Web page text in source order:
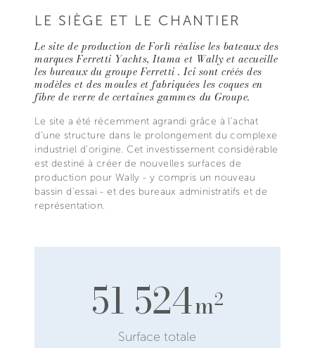
LE SIÈGE ET LE CHANTIER
Le site de production de Forlì réalise les bateaux des
marques Ferretti Yachts, Itama et Wally et accueille
les bureaux du groupe Ferretti . Ici sont créés des
modèles et des moules et fabriquées les coques en
fibre de verre de certaines gammes du Groupe.
Le site a été récemment agrandi grâce à l'achat
d'une structure dans le prolongement du complexe
industriel d'origine. Cet investissement considérable
est destiné à créer de nouvelles surfaces de
production pour Wally - y compris un nouveau
bassin d'essai - et des bureaux administratifs et de
représentation.
51 524m2
Surface totale